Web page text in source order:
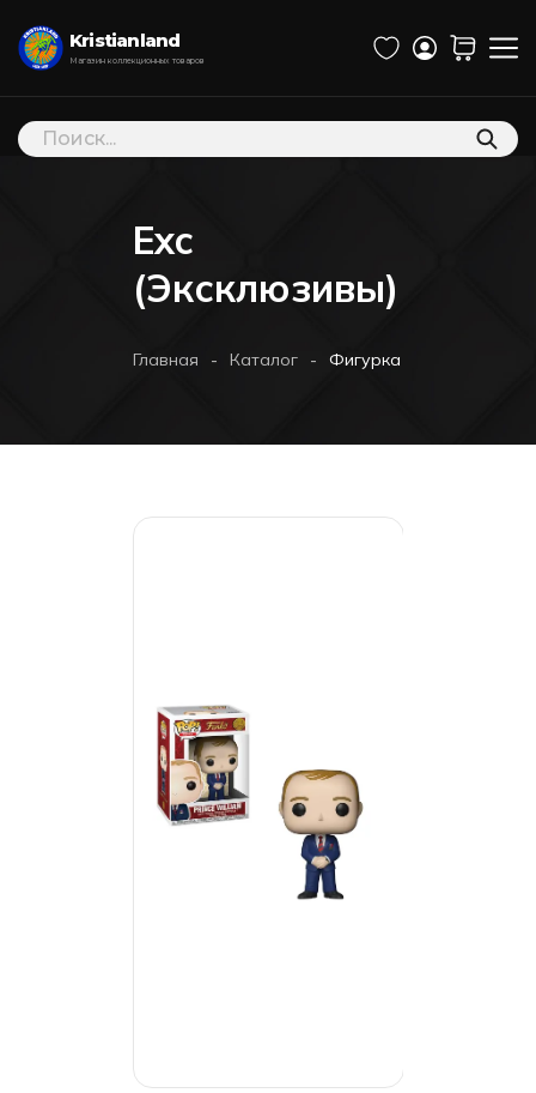
Kristianland
Магазин коллекционных товаров
Поиск
товаров
Exc
(Эксклюзивы)
Главная - Каталог - Фигурка Funko POP!